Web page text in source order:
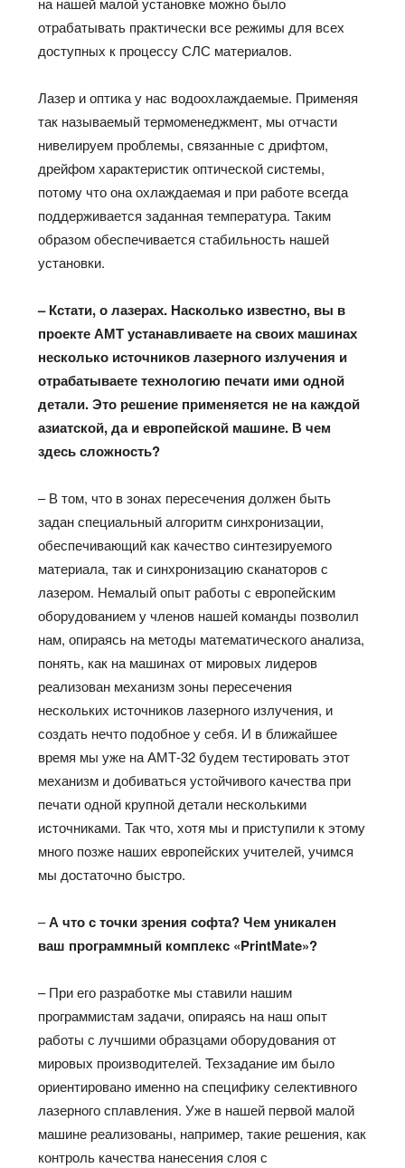
отрабатывать практически все режимы для всех
доступных к процессу СЛС материалов.
Лазер и оптика у нас водоохлаждаемые. Применяя
так называемый термоменеджмент, мы отчасти
нивелируем проблемы, связанные с дрифтом,
дрейфом характеристик оптической системы,
потому что она охлаждаемая и при работе всегда
поддерживается заданная температура. Таким
образом обеспечивается стабильность нашей
установки.
– Кстати, о лазерах. Насколько известно, вы в
проекте АМТ устанавливаете на своих машинах
несколько источников лазерного излучения и
отрабатываете технологию печати ими одной
детали. Это решение применяется не на каждой
азиатской, да и европейской машине. В чем
здесь сложность?
– В том, что в зонах пересечения должен быть
задан специальный алгоритм синхронизации,
обеспечивающий как качество синтезируемого
материала, так и синхронизацию сканаторов с
лазером. Немалый опыт работы с европейским
оборудованием у членов нашей команды позволил
нам, опираясь на методы математического анализа,
понять, как на машинах от мировых лидеров
реализован механизм зоны пересечения
нескольких источников лазерного излучения, и
создать нечто подобное у себя. И в ближайшее
время мы уже на АМТ-32 будем тестировать этот
механизм и добиваться устойчивого качества при
печати одной крупной детали несколькими
источниками. Так что, хотя мы и приступили к этому
много позже наших европейских учителей, учимся
мы достаточно быстро.
–А что с точки зрения софта? Чем уникален
ваш программный комплекс «PrintMate»?
– При его разработке мы ставили нашим
программистам задачи, опираясь на наш опыт
работы с лучшими образцами оборудования от
мировых производителей. Техзадание им было
ориентировано именно на специфику селективного
лазерного сплавления. Уже в нашей первой малой
машине реализованы, например, такие решения, как
контроль качества нанесения слоя с